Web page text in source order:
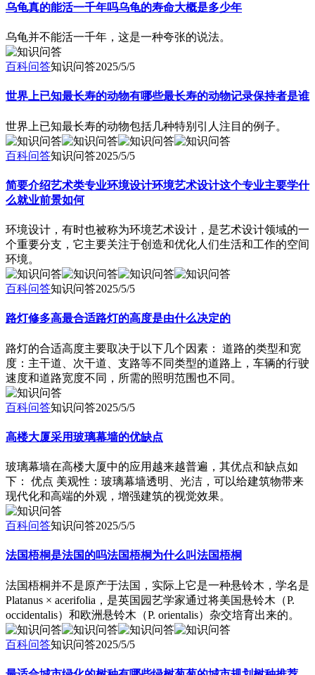
乌龟真的能活一千年吗乌龟的寿命大概是多少年
乌龟并不能活一千年，这是一种夸张的说法。
百科问答知识问答2025/5/5
世界上已知最长寿的动物有哪些最长寿的动物记录保持者是谁
世界上已知最长寿的动物包括几种特别引人注目的例子。
百科问答知识问答2025/5/5
简要介绍艺术类专业环境设计环境艺术设计这个专业主要学什
么就业前景如何
环境设计，有时也被称为环境艺术设计，是艺术设计领域的一
个重要分支，它主要关注于创造和优化人们生活和工作的空间
环境。
百科问答知识问答2025/5/5
路灯修多高最合适路灯的高度是由什么决定的
路灯的合适高度主要取决于以下几个因素： 道路的类型和宽
度：主干道、次干道、支路等不同类型的道路上，车辆的行驶
速度和道路宽度不同，所需的照明范围也不同。
百科问答知识问答2025/5/5
高楼大厦采用玻璃幕墙的优缺点
玻璃幕墙在高楼大厦中的应用越来越普遍，其优点和缺点如
下： 优点 美观性：玻璃幕墙透明、光洁，可以给建筑物带来
现代化和高端的外观，增强建筑的视觉效果。
百科问答知识问答2025/5/5
法国梧桐是法国的吗法国梧桐为什么叫法国梧桐
法国梧桐并不是原产于法国，实际上它是一种悬铃木，学名是
Platanus × acerifolia，是英国园艺学家通过将美国悬铃木（P.
occidentalis）和欧洲悬铃木（P. orientalis）杂交培育出来的。
百科问答知识问答2025/5/5